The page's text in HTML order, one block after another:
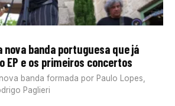
nova banda portuguesa que já
EP e os primeiros concertos
banda formada por Paulo Lopes,
Paglieri